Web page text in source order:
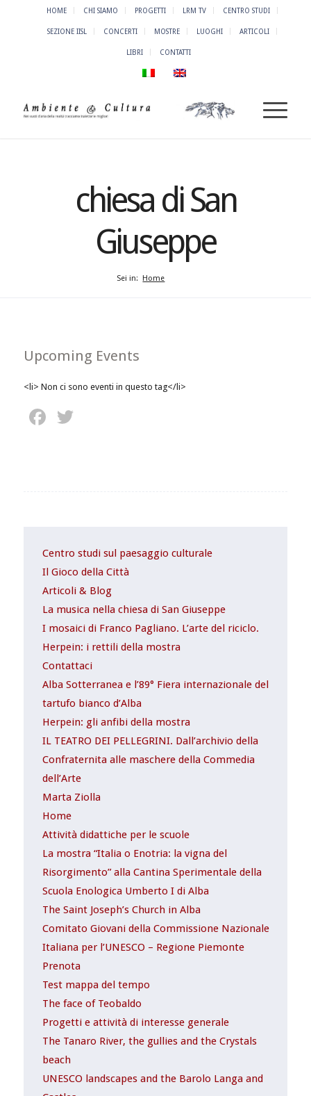
HOME CHI SIAMO PROGETTI LRM TV CENTRO STUDI
SEZIONE IISL CONCERTI MOSTRE LUOGHI ARTICOLI
LIBRI CONTATTI
chiesa di San
Giuseppe
Sei in: Home
Upcoming Events
<li> Non ci sono eventi in questo tag</li>
Facebook
Centro studi sul paesaggio culturale
Il Gioco della Città
Articoli & Blog
La musica nella chiesa di San Giuseppe
I mosaici di Franco Pagliano. L’arte del riciclo.
Herpein: i rettili della mostra
Contattaci
Alba Sotterranea e l’89° Fiera internazionale del
tartufo bianco d’Alba
Herpein: gli anfibi della mostra
IL TEATRO DEI PELLEGRINI. Dall’archivio della
Confraternita alle maschere della Commedia
dell’Arte
Marta Ziolla
Home
Attività didattiche per le scuole
La mostra “Italia o Enotria: la vigna del
Risorgimento” alla Cantina Sperimentale della
Scuola Enologica Umberto I di Alba
The Saint Joseph’s Church in Alba
Comitato Giovani della Commissione Nazionale
Italiana per l’UNESCO – Regione Piemonte
Prenota
Test mappa del tempo
The face of Teobaldo
Progetti e attività di interesse generale
The Tanaro River, the gullies and the Crystals
beach
UNESCO landscapes and the Barolo Langa and